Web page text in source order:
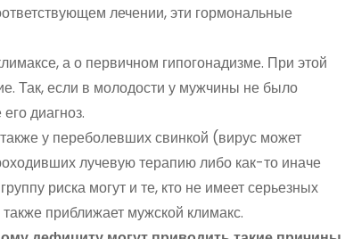
лечении, эти гормональные
а о первичном гипогонадизме. При этой
Так, если в молодости у мужчины не было
диагноз.
у переболевших свинкой (вирус может
лучевую терапию либо как-то иначе
риска могут и те, кто не имеет серьезных
приближает мужской климакс.